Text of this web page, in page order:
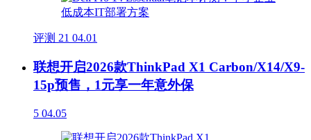
评测 21 04.01
联想开启2026款ThinkPad X1 Carbon/X14/X9-
15p预售，1元享一年意外保
5 04.05